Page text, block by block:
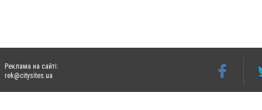
Реклама на сайті:
rek@citysites.ua